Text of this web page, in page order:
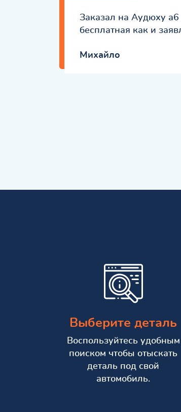
Заказал на Аудюху а6
бесплатная как и
Михайло
Выберите деталь
Воспользуйтесь удобным
поиском чтобы отыскать
деталь под свой
автомобиль.